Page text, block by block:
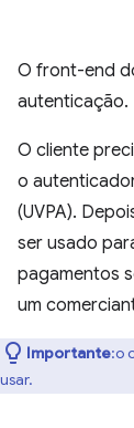
O front-end
autenticação.
O cliente
o
(UVPA).
ser usado
pagamentos
um
Importante:o
usar.